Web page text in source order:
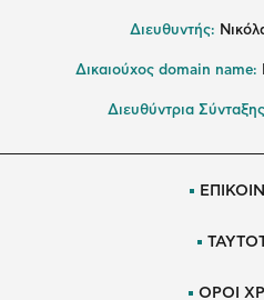
Διευθυντής:
Δικαιούχος domain name:
Διευθύντρια
ΟΡΟΙ